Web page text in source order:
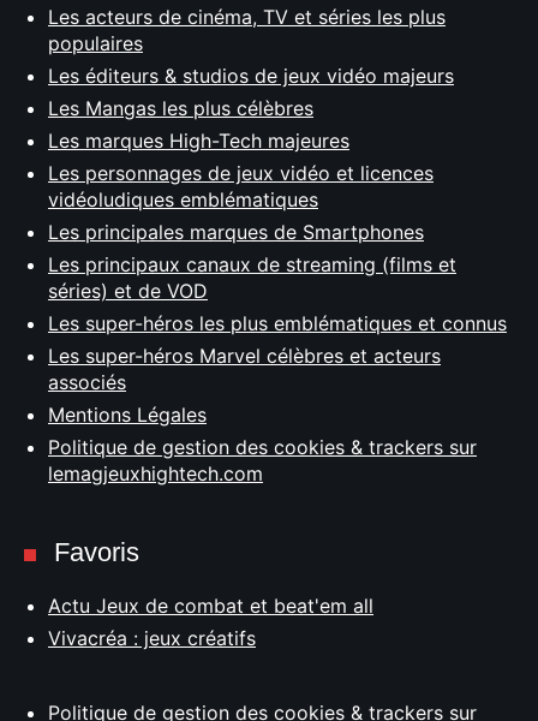
Les acteurs de cinéma, TV et séries les plus
populaires
Les éditeurs & studios de jeux vidéo majeurs
Les Mangas les plus célèbres
Les marques High-Tech majeures
Les personnages de jeux vidéo et licences
vidéoludiques emblématiques
Les principales marques de Smartphones
Les principaux canaux de streaming (films et
séries) et de VOD
Les super-héros les plus emblématiques et connus
Les super-héros Marvel célèbres et acteurs
associés
Mentions Légales
Politique de gestion des cookies & trackers sur
lemagjeuxhightech.com
Favoris
Actu Jeux de combat et beat'em all
Vivacréa : jeux créatifs
Politique de gestion des cookies & trackers sur